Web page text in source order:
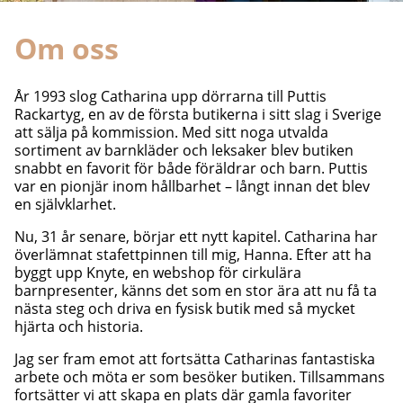
Om oss
År 1993 slog Catharina upp dörrarna till Puttis
Rackartyg, en av de första butikerna i sitt slag i Sverige
att sälja på kommission. Med sitt noga utvalda
sortiment av barnkläder och leksaker blev butiken
snabbt en favorit för både föräldrar och barn. Puttis
var en pionjär inom hållbarhet – långt innan det blev
en självklarhet.
Nu, 31 år senare, börjar ett nytt kapitel. Catharina har
överlämnat stafettpinnen till mig, Hanna. Efter att ha
byggt upp Knyte, en webshop för cirkulära
barnpresenter, känns det som en stor ära att nu få ta
nästa steg och driva en fysisk butik med så mycket
hjärta och historia.
Jag ser fram emot att fortsätta Catharinas fantastiska
arbete och möta er som besöker butiken. Tillsammans
fortsätter vi att skapa en plats där gamla favoriter